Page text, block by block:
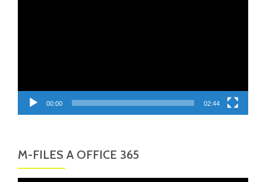
00:00 02:44
M-FILES A OFFICE 365